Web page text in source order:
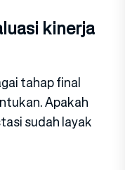
kinerja
tahap final
Apakah
sudah layak